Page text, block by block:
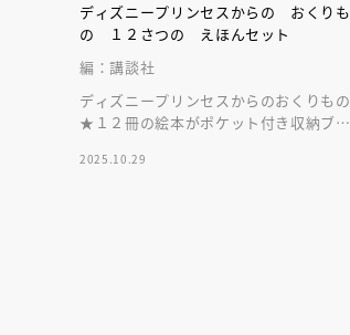
ディズニープリンセスからの おくりも
の １２さつの えほんセット
編：講談社
ディズニープリンセスからのおくりもの
★１２冊の絵本がポケット付き収納ブッ
トにも最適♪
2025.10.29